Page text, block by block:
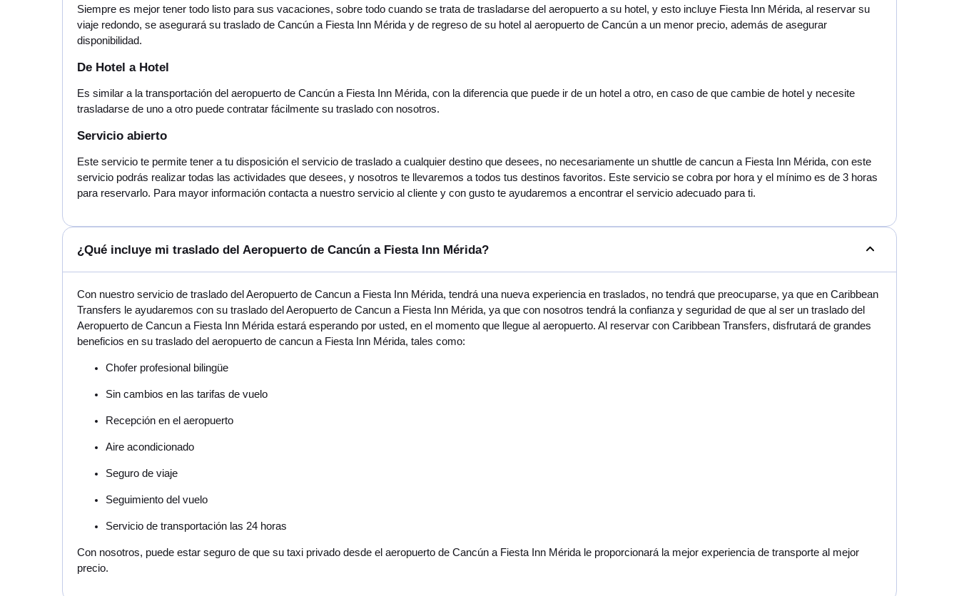
Siempre es mejor tener todo listo para sus vacaciones, sobre todo cuando se trata de trasladarse del aeropuerto a su hotel, y esto incluye Fiesta Inn Mérida, al reservar su
viaje redondo, se asegurará su traslado de Cancún a Fiesta Inn Mérida y de regreso de su hotel al aeropuerto de Cancún a un menor precio, además de asegurar
disponibilidad.
De Hotel a Hotel
Es similar a la transportación del aeropuerto de Cancún a Fiesta Inn Mérida, con la diferencia que puede ir de un hotel a otro, en caso de que cambie de hotel y necesite
trasladarse de uno a otro puede contratar fácilmente su traslado con nosotros.
Servicio abierto
Este servicio te permite tener a tu disposición el servicio de traslado a cualquier destino que desees, no necesariamente un shuttle de cancun a Fiesta Inn Mérida, con este
servicio podrás realizar todas las actividades que desees, y nosotros te llevaremos a todos tus destinos favoritos. Este servicio se cobra por hora y el mínimo es de 3 horas
para reservarlo. Para mayor información contacta a nuestro servicio al cliente y con gusto te ayudaremos a encontrar el servicio adecuado para ti.
¿Qué incluye mi traslado del Aeropuerto de Cancún a Fiesta Inn Mérida?
Con nuestro servicio de traslado del Aeropuerto de Cancun a Fiesta Inn Mérida, tendrá una nueva experiencia en traslados, no tendrá que preocuparse, ya que en Caribbean
Transfers le ayudaremos con su traslado del Aeropuerto de Cancun a Fiesta Inn Mérida, ya que con nosotros tendrá la confianza y seguridad de que al ser un traslado del
Aeropuerto de Cancun a Fiesta Inn Mérida estará esperando por usted, en el momento que llegue al aeropuerto. Al reservar con Caribbean Transfers, disfrutará de grandes
beneficios en su traslado del aeropuerto de cancun a Fiesta Inn Mérida, tales como:
Chofer profesional bilingüe
Sin cambios en las tarifas de vuelo
Recepción en el aeropuerto
Aire acondicionado
Seguro de viaje
Seguimiento del vuelo
Servicio de transportación las 24 horas
Con nosotros, puede estar seguro de que su taxi privado desde el aeropuerto de Cancún a Fiesta Inn Mérida le proporcionará la mejor experiencia de transporte al mejor
precio.